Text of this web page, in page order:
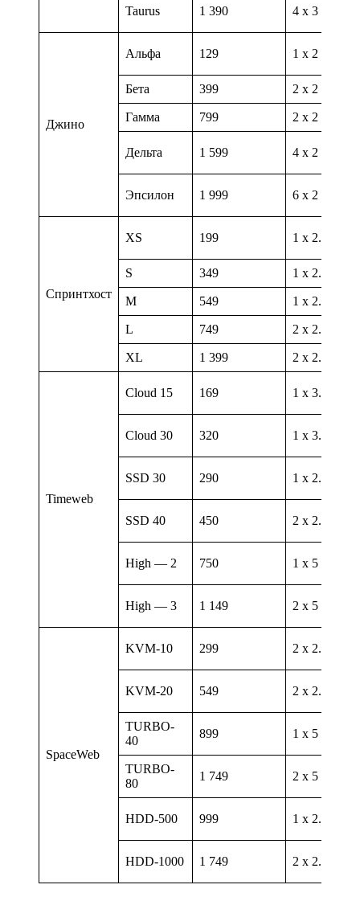
Taurus 1 390 4 х 3 ГГц
Джино
Альфа 129 1 х 2 ГГц
Бета 399 2 х 2 ГГц
Гамма 799 2 х 2 ГГц
Дельта 1 599 4 х 2 ГГц
Эпсилон 1 999 6 х 2 ГГц
Спринтхост
XS 199 1 х 2.9 ГГц
S 349 1 х 2.9 ГГц
M 549 1 х 2.9 ГГц
L 749 2 х 2.9 ГГц
XL 1 399 2 х 2.9 ГГц
Timeweb
Cloud 15 169 1 х 3.3 ГГц
Cloud 30 320 1 х 3.3 ГГц
SSD 30 290 1 х 2.4 ГГц
SSD 40 450 2 х 2.4 ГГц
High — 2 750 1 х 5 ГГц
High — 3 1 149 2 х 5 ГГц
SpaceWeb
KVM-10 299 2 х 2.8 ГГц
KVM-20 549 2 х 2.8 ГГц
TURBO-
40
899 1 х 5 ГГц
TURBO-
80
1 749 2 х 5 ГГц
HDD-500 999 1 х 2.1 ГГц
HDD-1000 1 749 2 х 2.1 ГГц